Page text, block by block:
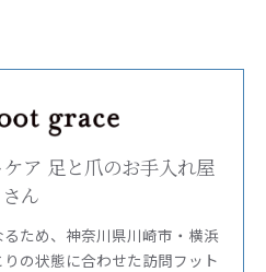
ア 足と爪のお手入れ屋
さん
ため、神奈川県川崎市・横浜
の状態に合わせた訪問フット